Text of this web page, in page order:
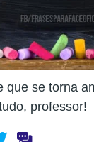
que se torna
professor!